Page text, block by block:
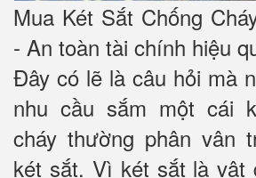
Mua Két Sắt Chống
- An toàn tài chính hiệu
Đây có lẽ là câu hỏi mà
nhu cầu sắm một cái
cháy thường phân vân
két sắt. Vì két sắt là vật